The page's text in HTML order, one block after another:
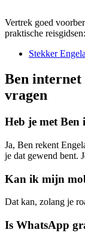
Vertrek goed
praktische reisgidsen:
Stekker
Ben internet
vragen
Heb je met Ben
Ja, Ben rekent
je dat gewend bent.
Kan ik mijn
Dat kan, zolang je
Is WhatsApp